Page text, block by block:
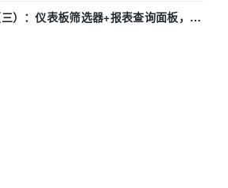
）：仪表板筛选器+报表查询面板，参